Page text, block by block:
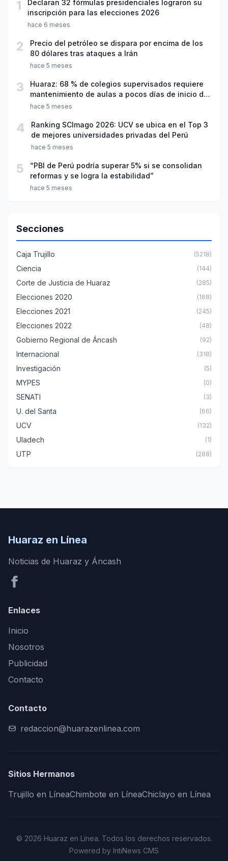
1
Declaran 32 fórmulas presidenciales lograron su
inscripción para las elecciones 2026
hace 6 meses
2
Precio del petróleo se dispara por encima de los
80 dólares tras ataques a Irán
hace 5 meses
3
Huaraz: 68 % de colegios supervisados requiere
mantenimiento de aulas a pocos días de inicio del
año escolar 2026
hace 5 meses
4
Ranking SCImago 2026: UCV se ubica en el Top 3
de mejores universidades privadas del Perú
hace 5 meses
5
“PBI de Perú podría superar 5% si se consolidan
reformas y se logra la estabilidad”
hace 5 meses
Secciones
Caja Trujillo (5218)
Ciencia (144)
Corte de Justicia de Huaraz (285)
Elecciones 2020 (168)
Elecciones 2021 (245)
Elecciones 2022 (48)
Gobierno Regional de Áncash (92)
Internacional (318)
Investigación (5)
MYPES (0)
SENATI (3)
U. del Santa (66)
UCV (132)
Uladech (1)
UTP (288)
Huaraz en Línea
Noticias de Huaraz y Áncash
Enlaces
Inicio
Nosotros
Publicidad
Contacto
Contacto
redaccion@huarazenlinea.com
Sitios Hermanos
Trujillo en LíneaChimbote en LíneaChiclayo en Línea
© 2026 Huaraz en Línea. Todos los derechos reservados.
Powered by IntiNews CMS